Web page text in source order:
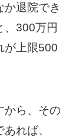
退院でき
、300万円
が上限500
から、その
れば、